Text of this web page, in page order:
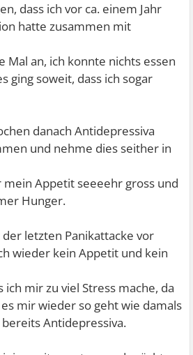
dass ich vor ca. einem Jahr
hatte zusammen mit
Mal an, ich konnte nichts essen
ging soweit, dass ich sogar
danach Antidepressiva
und nehme dies seither in
mein Appetit seeeehr gross und
Hunger.
letzten Panikattacke vor
wieder kein Appetit und kein
ich mir zu viel Stress mache, da
mir wieder so geht wie damals
Antidepressiva.